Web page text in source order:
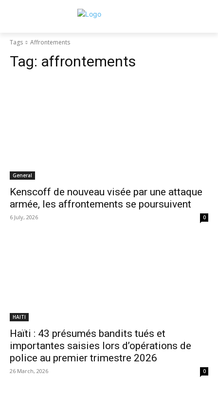
Tags Affrontements
Tag: affrontements
General
Kenscoff de nouveau visée par une attaque
armée, les affrontements se poursuivent
6 July, 2026 0
HAITI
Haïti : 43 présumés bandits tués et
importantes saisies lors d’opérations de
police au premier trimestre 2026
26 March, 2026 0